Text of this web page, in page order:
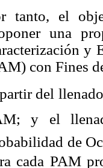
tanto, el
una
y
con Fines
del
y el
de
cada PAM